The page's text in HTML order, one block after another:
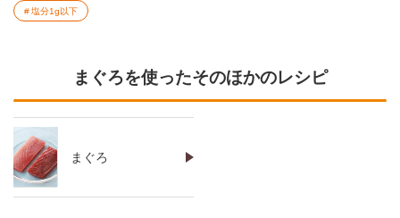
塩分1g以下
まぐろを使ったそのほかのレシピ
まぐろ